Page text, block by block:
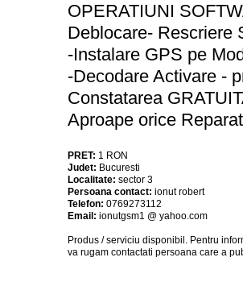
OPERATIUNI
Deblocare- Rescriere
-Instalare GPS pe
-Decodare Activare -
Constatarea
Aproape orice
PRET: 1 RON
Judet: Bucuresti
Localitate: sector 3
Persoana contact: ionut robert
Telefon: 0769273112
Email: ionutgsm1 @ yahoo.com
Produs / serviciu disponibil . Pentru
va rugam contactati persoana care a